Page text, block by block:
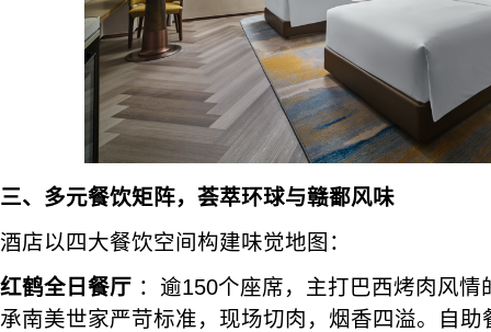
三、多元餐饮矩阵，荟萃环球与赣鄱风味
酒店以四大餐饮空间构建味觉地图：
红鹤全日餐厅 ：逾150个座席，主打巴西烤肉风
承南美世家严苛标准，现场切肉，烟香四溢。自